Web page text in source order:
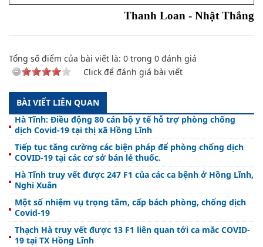
Thanh Loan - Nhật Thắng
Tổng số điểm của bài viết là: 0 trong 0 đánh giá
Click để đánh giá bài viết
BÀI VIẾT LIÊN QUAN
Hà Tĩnh: Điều động 80 cán bộ y tế hỗ trợ phòng chống
dịch Covid-19 tại thị xã Hồng Lĩnh
Tiếp tục tăng cường các biện pháp để phòng chống dịch
COVID-19 tại các cơ sở bán lẻ thuốc.
Hà Tĩnh truy vết được 247 F1 của các ca bệnh ở Hồng Lĩnh,
Nghi Xuân
Một số nhiệm vụ trọng tâm, cấp bách phòng, chống dịch
Covid-19
Thạch Hà truy vết được 13 F1 liên quan tới ca mắc COVID-
19 tại TX Hồng Lĩnh